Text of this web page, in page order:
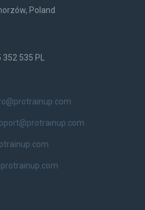
Poland
535 PL